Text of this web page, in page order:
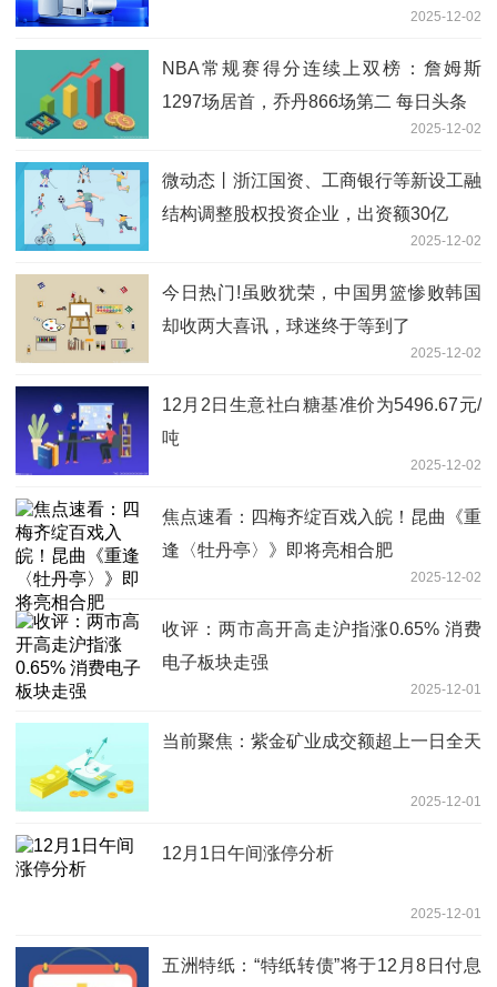
2025-12-02
NBA常规赛得分连续上双榜：詹姆斯
1297场居首，乔丹866场第二 每日头条
2025-12-02
微动态丨浙江国资、工商银行等新设工融
结构调整股权投资企业，出资额30亿
2025-12-02
今日热门!虽败犹荣，中国男篮惨败韩国
却收两大喜讯，球迷终于等到了
2025-12-02
12月2日生意社白糖基准价为5496.67元/
吨
2025-12-02
焦点速看：四梅齐绽百戏入皖！昆曲《重
逢〈牡丹亭〉》即将亮相合肥
2025-12-02
收评：两市高开高走沪指涨0.65% 消费
电子板块走强
2025-12-01
当前聚焦：紫金矿业成交额超上一日全天
2025-12-01
12月1日午间涨停分析
2025-12-01
五洲特纸：“特纸转债”将于12月8日付息